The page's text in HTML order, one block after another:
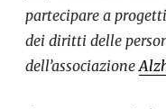
partecipare a
dei diritti delle
dell’associazione